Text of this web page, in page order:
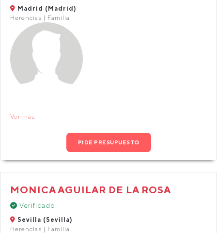
Madrid (Madrid)
Herencias | Familia
Ver más
PIDE PRESUPUESTO
MONICA AGUILAR DE LA ROSA
Verificado
Sevilla (Sevilla)
Herencias | Familia